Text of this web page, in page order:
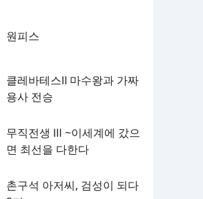
원피스
클레바테스Ⅱ 마수왕과 가짜
용사 전승
무직전생 Ⅲ ~이세계에 갔으
면 최선을 다한다
촌구석 아저씨, 검성이 되다